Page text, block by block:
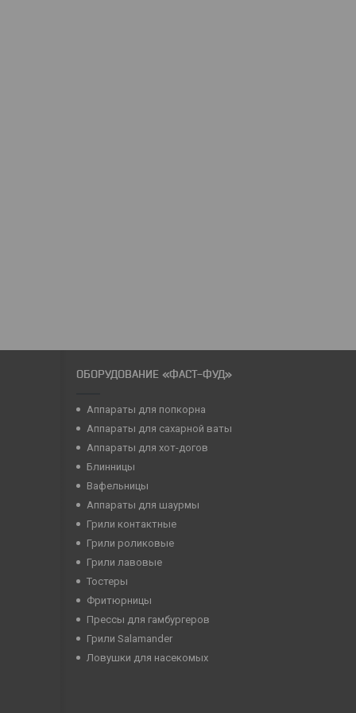
ОБОРУДОВАНИЕ «ФАСТ-ФУД»
Аппараты для попкорна
Аппараты для сахарной ваты
Аппараты для хот-догов
Блинницы
Вафельницы
Аппараты для шаурмы
Грили контактные
Грили роликовые
Грили лавовые
Тостеры
Фритюрницы
Прессы для гамбургеров
Грили Salamander
Ловушки для насекомых